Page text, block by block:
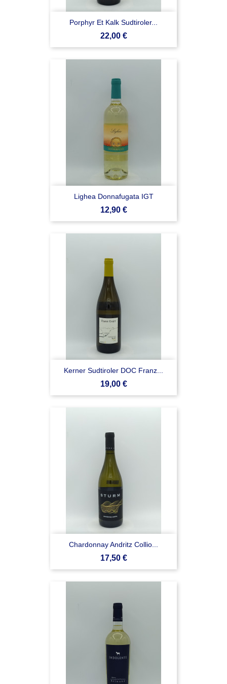
Porphyr Et Kalk Sudtiroler...
Prezzo
22,00 €
Lighea Donnafugata IGT
Prezzo
12,90 €
Kerner Sudtiroler DOC Franz...
Prezzo
19,00 €
Chardonnay Andritz Collio...
Prezzo
17,50 €